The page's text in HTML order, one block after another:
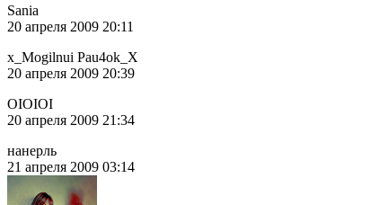
Sania
20 апреля 2009 20:11
x_Mogilnui Pau4ok_X
20 апреля 2009 20:39
OIOIOI
20 апреля 2009 21:34
нанерль
21 апреля 2009 03:14